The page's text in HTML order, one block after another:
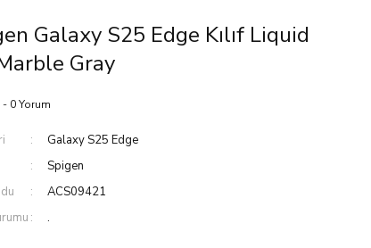
Galaxy S25 Edge Kılıf Liquid
Gray
- 0 Yorum
Galaxy S25 Edge
Spigen
ACS09421
.